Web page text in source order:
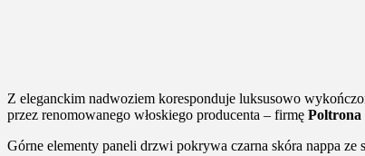
Z eleganckim nadwoziem koresponduje luksusowo
przez renomowanego włoskiego producenta – firmę Poltrona
Górne elementy paneli drzwi pokrywa czarna skóra nappa